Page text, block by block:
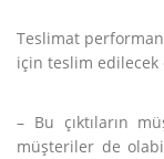
Teslimat
için teslim edilecek
– Bu çıktıların
müşteriler de